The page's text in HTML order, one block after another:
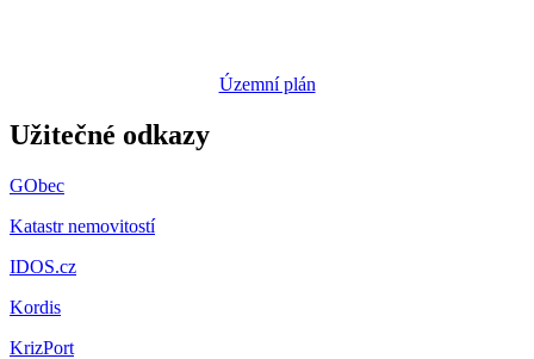
Územní plán
Užitečné odkazy
GObec
Katastr nemovitostí
IDOS.cz
Kordis
KrizPort